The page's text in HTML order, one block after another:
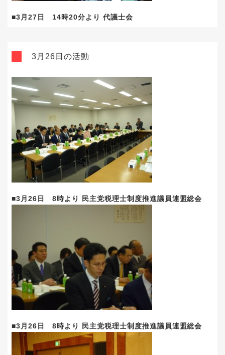
■3月27日 14時20分より 代議士会
3月26日の活動
■3月26日 8時より 民主党税理士制度推進議員連盟総会
■3月26日 8時より 民主党税理士制度推進議員連盟総会